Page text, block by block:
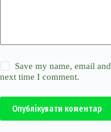
Save my name, email
next time I comment.
Опублікувати коментар